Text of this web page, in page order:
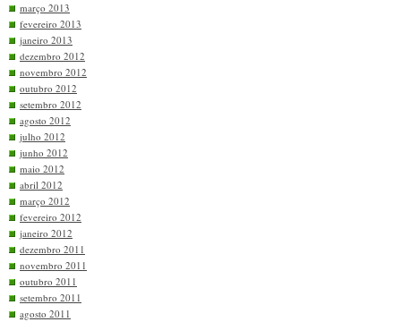
março 2013
fevereiro 2013
janeiro 2013
dezembro 2012
novembro 2012
outubro 2012
setembro 2012
agosto 2012
julho 2012
junho 2012
maio 2012
abril 2012
março 2012
fevereiro 2012
janeiro 2012
dezembro 2011
novembro 2011
outubro 2011
setembro 2011
agosto 2011